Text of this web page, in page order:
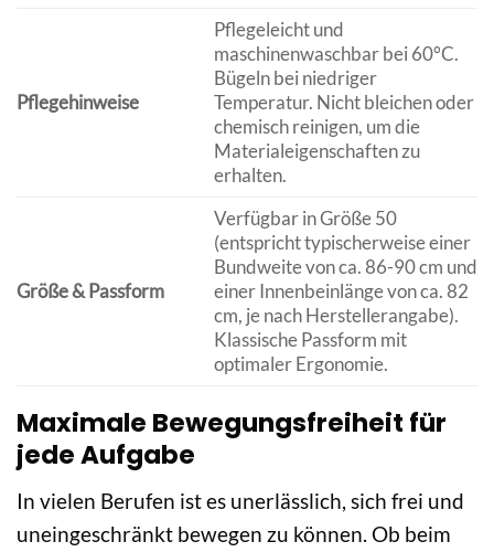
Pflegehinweise
Pflegeleicht und
maschinenwaschbar bei 60°C.
Bügeln bei niedriger
Temperatur. Nicht bleichen oder
chemisch reinigen, um die
Materialeigenschaften zu
erhalten.
Größe & Passform
Verfügbar in Größe 50
(entspricht typischerweise einer
Bundweite von ca. 86-90 cm und
einer Innenbeinlänge von ca. 82
cm, je nach Herstellerangabe).
Klassische Passform mit
optimaler Ergonomie.
Maximale Bewegungsfreiheit für
jede Aufgabe
In vielen Berufen ist es unerlässlich, sich frei und
uneingeschränkt bewegen zu können. Ob beim